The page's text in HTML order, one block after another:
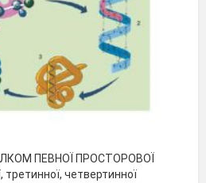
ПЕВНОЇ ПРОСТОРОВОЇ
третинної, четвертинної